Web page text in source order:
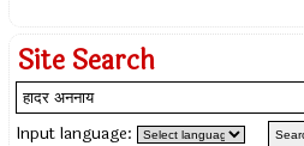
Site Search
Input language: